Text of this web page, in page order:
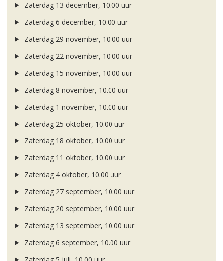
Zaterdag 13 december, 10.00 uur
Zaterdag 6 december, 10.00 uur
Zaterdag 29 november, 10.00 uur
Zaterdag 22 november, 10.00 uur
Zaterdag 15 november, 10.00 uur
Zaterdag 8 november, 10.00 uur
Zaterdag 1 november, 10.00 uur
Zaterdag 25 oktober, 10.00 uur
Zaterdag 18 oktober, 10.00 uur
Zaterdag 11 oktober, 10.00 uur
Zaterdag 4 oktober, 10.00 uur
Zaterdag 27 september, 10.00 uur
Zaterdag 20 september, 10.00 uur
Zaterdag 13 september, 10.00 uur
Zaterdag 6 september, 10.00 uur